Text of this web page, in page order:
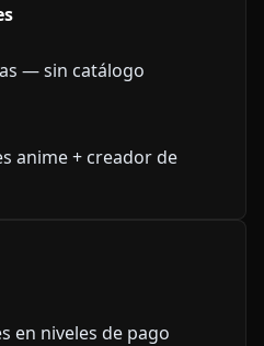
— sin catálogo
anime + creador de
en niveles de pago